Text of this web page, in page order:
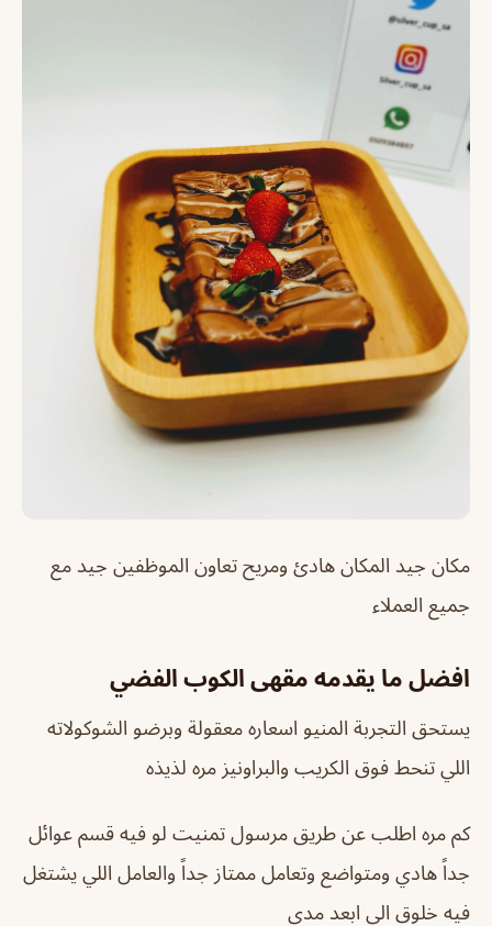
مكان جيد المكان هادئ ومريح تعاون الموظفين جيد مع
جميع العملاء
افضل ما يقدمه مقهى الكوب الفضي
يستحق التجربة المنيو اسعاره معقولة وبرضو الشوكولاته
اللي تنحط فوق الكريب والبراونيز مره لذيذه
كم مره اطلب عن طريق مرسول تمنيت لو فيه قسم عوائل
جداً هادي ومتواضع وتعامل ممتاز جداً والعامل اللي يشتغل
فيه خلوق الى ابعد مدى